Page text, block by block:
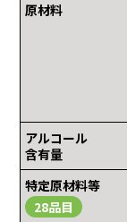
原材料
アルコール
含有量
特定原材料等
28品目